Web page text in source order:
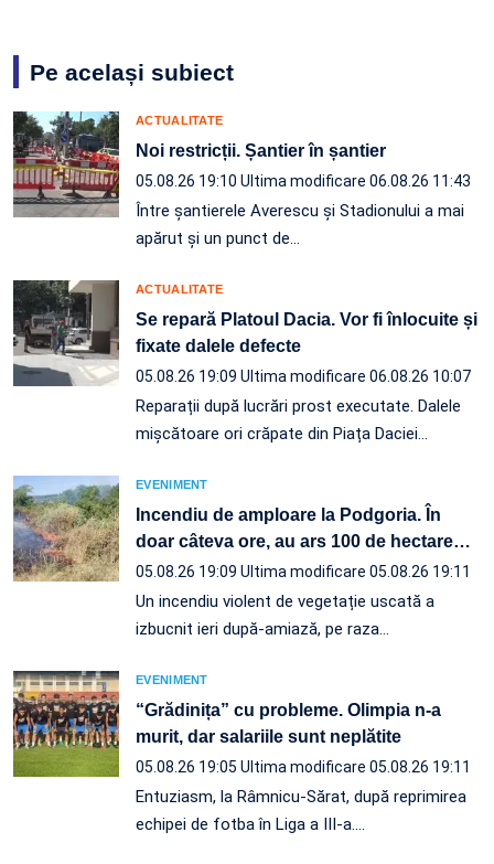
Pe același subiect
ACTUALITATE
Noi restricții. Șantier în șantier
05.08.26 19:10 Ultima modificare 06.08.26 11:43
Între șantierele Averescu și Stadionului a mai
apărut și un punct de…
ACTUALITATE
Se repară Platoul Dacia. Vor fi înlocuite și
fixate dalele defecte
05.08.26 19:09 Ultima modificare 06.08.26 10:07
Reparații după lucrări prost executate. Dalele
mișcătoare ori crăpate din Piața Daciei…
EVENIMENT
Incendiu de amploare la Podgoria. În
doar câteva ore, au ars 100 de hectare…
05.08.26 19:09 Ultima modificare 05.08.26 19:11
Un incendiu violent de vegetație uscată a
izbucnit ieri după-amiază, pe raza…
EVENIMENT
“Grădinița” cu probleme. Olimpia n-a
murit, dar salariile sunt neplătite
05.08.26 19:05 Ultima modificare 05.08.26 19:11
Entuziasm, la Râmnicu-Sărat, după reprimirea
echipei de fotba în Liga a III-a.…